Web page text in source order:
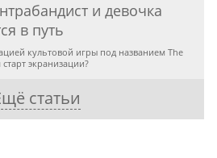
и девочка
в путь
культовой игры под названием The
экранизации?
статьи